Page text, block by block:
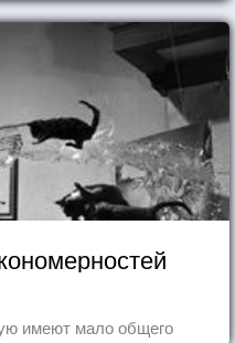
имеют мало общего